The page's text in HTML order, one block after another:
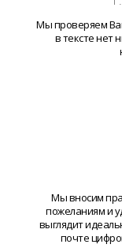
Мы проверяем
в тексте нет
Мы вносим
пожеланиям и
выглядит
почте